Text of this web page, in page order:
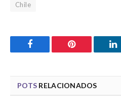
Chile
Facebook Pinterest
POTS RELACIONADOS